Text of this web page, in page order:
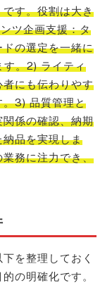
す。役割は大き
ツ企画支援：タ
の選定を一緒に
す。2) ライティ
にも伝わりやす
。3) 品質管理と
係の確認、納期
品を実現しま
務に注力でき、
を整理しておく
の明確化です。